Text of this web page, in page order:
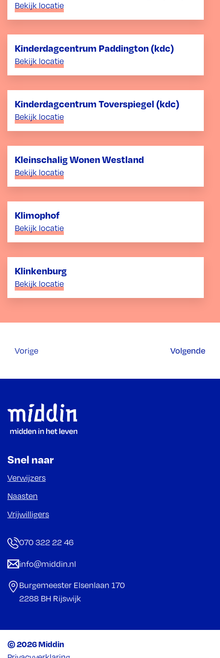
Bekijk locatie
Kinderdagcentrum Paddington (kdc)
Bekijk locatie
Kinderdagcentrum Toverspiegel (kdc)
Bekijk locatie
Kleinschalig Wonen Westland
Bekijk locatie
Klimophof
Bekijk locatie
Klinkenburg
Bekijk locatie
Vorige Volgende
Footer
Snel naar
Verwijzers
Naasten
Vrijwilligers
070 322 22 46
info@middin.nl
Burgemeester Elsenlaan 170
2288 BH Rijswijk
© 2026 Middin